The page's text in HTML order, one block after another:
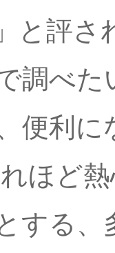
と評
調べ
便利
ほど熱
する、